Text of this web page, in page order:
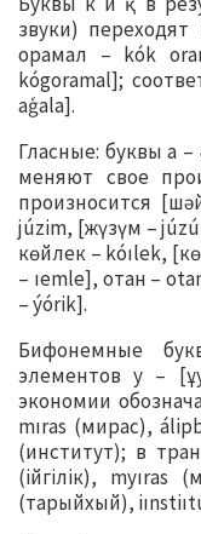
звуки)
орамал – kók
kógoramal];
aģala].
Гласные: буквы а
меняют свое
произносится
júzim, [жүзүм –
көйлек – kóılek,
– ıemle], отан –
– ýórik].
Бифонемные
элементов у –
экономии
mıras (мирас),
(институт); в
(ійгілік), myıras
(тарыйхый),